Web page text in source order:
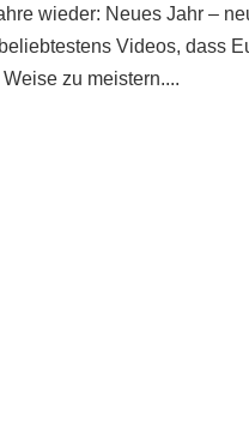
wieder: Neues Jahr –
Videos, dass
zu meistern....